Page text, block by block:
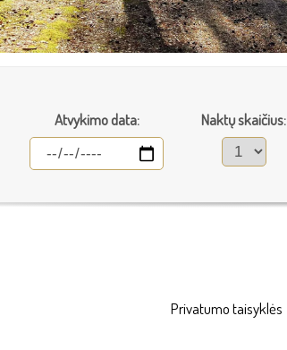
Atvykimo data: Naktų skaičius:
Privatumo taisyklės